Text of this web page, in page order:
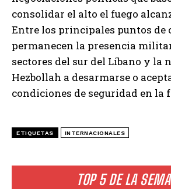
TOP 5 DE LA
consolidar el alto el fuego
Entre los principales puntos de
permanecen la presencia
sectores del sur del Líbano y la
Hezbollah a desarmarse o
condiciones de seguridad en la
ETIQUETAS INTERNACIONALES